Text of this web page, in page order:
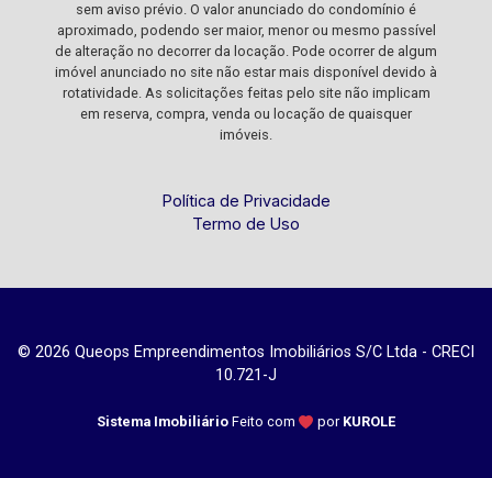
sem aviso prévio. O valor anunciado do condomínio é
aproximado, podendo ser maior, menor ou mesmo passível
de alteração no decorrer da locação. Pode ocorrer de algum
imóvel anunciado no site não estar mais disponível devido à
rotatividade. As solicitações feitas pelo site não implicam
em reserva, compra, venda ou locação de quaisquer
imóveis.
Política de Privacidade
Termo de Uso
© 2026 Queops Empreendimentos Imobiliários S/C Ltda - CRECI
10.721-J
Sistema Imobiliário Feito com por KUROLE